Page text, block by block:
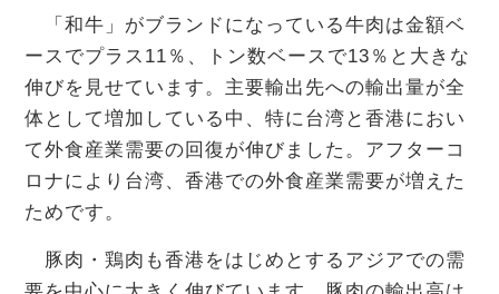
「和牛」がブランドになっている牛肉は金額ベ
ースでプラス11％、トン数ベースで13％と大きな
伸びを見せています。主要輸出先への輸出量が全
体として増加している中、特に台湾と香港におい
て外食産業需要の回復が伸びました。アフターコ
ロナにより台湾、香港での外食産業需要が増えた
ためです。
豚肉・鶏肉も香港をはじめとするアジアでの需